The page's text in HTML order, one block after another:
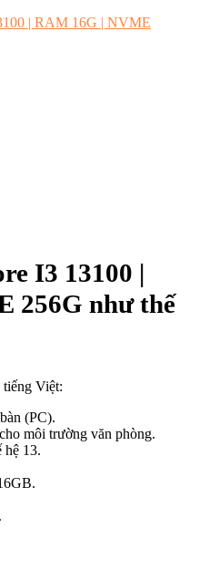
I3 13100 |
256G như thế
tiếng Việt:
(PC).
môi trường văn phòng.
13.